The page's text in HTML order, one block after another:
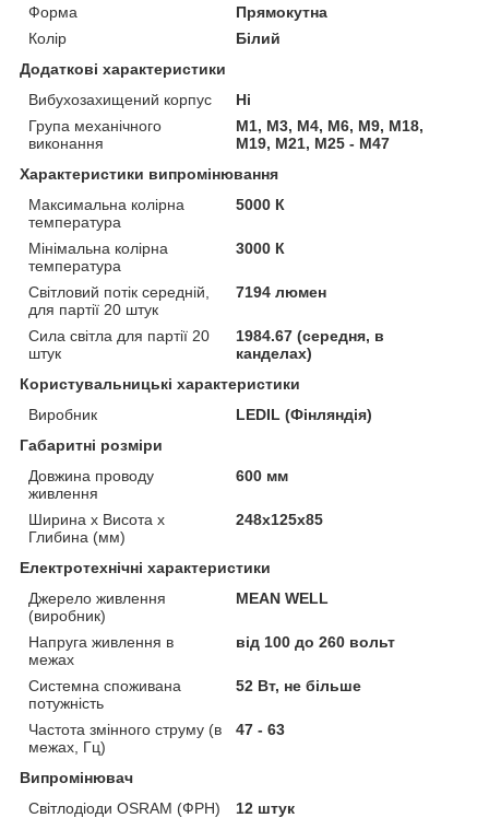
Форма
Прямокутна
Колір
Білий
Додаткові характеристики
Вибухозахищений корпус
Ні
Група механічного
виконання
М1, М3, М4, М6, М9, М18,
М19, М21, М25 - М47
Характеристики випромінювання
Максимальна колірна
температура
5000 К
Мінімальна колірна
температура
3000 К
Світловий потік середній,
для партії 20 штук
7194 люмен
Сила світла для партії 20
штук
1984.67 (середня, в
канделах)
Користувальницькі характеристики
Виробник
LEDIL (Фінляндія)
Габаритні розміри
Довжина проводу
живлення
600 мм
Ширина х Висота х
Глибина (мм)
248х125х85
Електротехнічні характеристики
Джерело живлення
(виробник)
MEAN WELL
Напруга живлення в
межах
від 100 до 260 вольт
Системна споживана
потужність
52 Вт, не більше
Частота змінного струму (в
межах, Гц)
47 - 63
Випромінювач
Світлодіоди OSRAM (ФРН)
12 штук